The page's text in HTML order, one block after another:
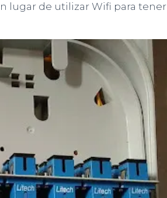
lugar de utilizar Wifi para tener